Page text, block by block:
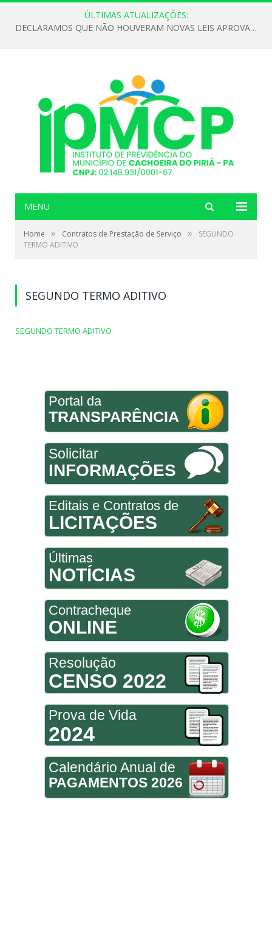
ÚLTIMAS ATUALIZAÇÕES:
DECLARAMOS QUE NÃO HOUVERAM NOVAS LEIS APROVADAS ATÉ O MOMENTO PARA O INSTITUTO DE PREVIDÊNCIA NO ANO DE 2026
MENU
Home » Contratos de Prestação de Serviço »
SEGUNDO
TERMO ADITIVO
SEGUNDO TERMO ADITIVO
SEGUNDO TERMO ADITIVO
Portal da
TRANSPARÊNCIA
Solicitar
INFORMAÇÕES
Editais e Contratos de
LICITAÇÕES
Últimas
NOTÍCIAS
Contracheque
ONLINE
Resolução
CENSO 2022
Prova de Vida
2024
Calendário Anual de
PAGAMENTOS 2026